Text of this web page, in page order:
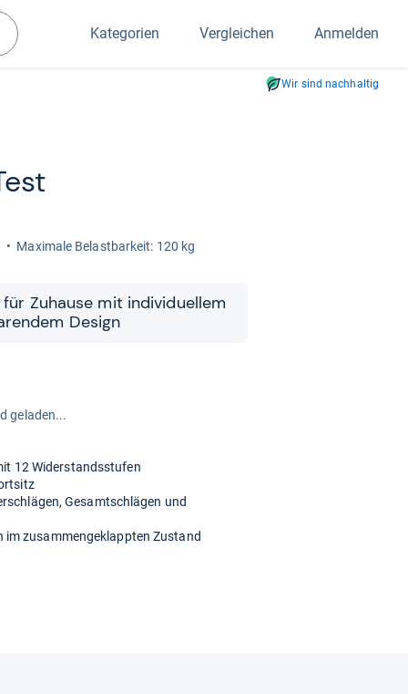
Kategorien Vergleichen Anmelden
Wir sind nachhaltig
Maxi­male Belast­bar­keit: 120 kg
Zuhause mit indi­vi­du­el­lem
Design
geladen...
12 Widerstandsstufen
Gesamtschlägen und
zusammengeklappten Zustand